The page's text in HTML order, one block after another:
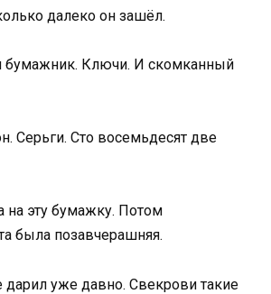
далеко он зашёл.
бумажник. Ключи. И скомканный
Серьги. Сто восемьдесят две
на эту бумажку. Потом
была позавчерашняя.
дарил уже давно. Свекрови такие